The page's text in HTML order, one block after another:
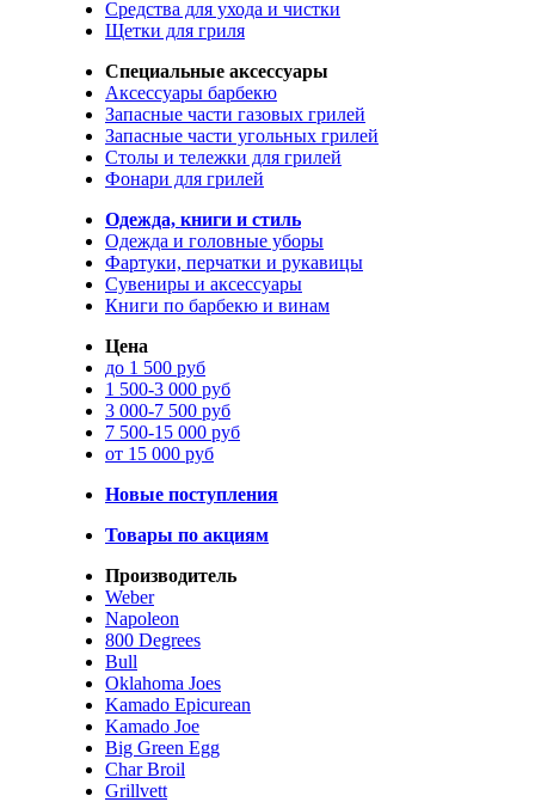
Средства для ухода и чистки
Щетки для гриля
Специальные аксессуары
Аксессуары барбекю
Запасные части газовых грилей
Запасные части угольных грилей
Столы и тележки для грилей
Фонари для грилей
Одежда, книги и стиль
Одежда и головные уборы
Фартуки, перчатки и рукавицы
Сувениры и аксессуары
Книги по барбекю и винам
Цена
до 1 500 руб
1 500-3 000 руб
3 000-7 500 руб
7 500-15 000 руб
от 15 000 руб
Новые поступления
Товары по акциям
Производитель
Weber
Napoleon
800 Degrees
Bull
Oklahoma Joes
Kamado Epicurean
Kamado Joe
Big Green Egg
Char Broil
Grillvett